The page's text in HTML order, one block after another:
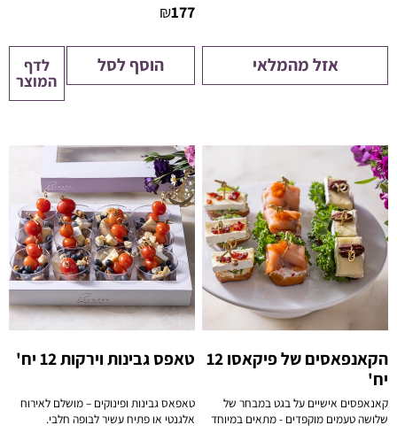
אזל מהמלאי
177
₪
הוסף לסל לדף
המוצר
הקאנפאסים של פיקאסו 12
יח'
קאנאפסים אישיים על בגט במבחר של
שלושה טעמים מוקפדים - מתאים במיוחד
טאפס גבינות וירקות 12 יח'
טאפאס גבינות ופינוקים – מושלם לאירוח
אלגנטי או פתיח עשיר לבופה חלבי.